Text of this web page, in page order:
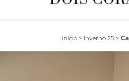
Início > Inverno 25 >